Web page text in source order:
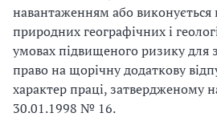
навантаженням або виконується
природних географічних і
умовах підвищеного ризику для
право на щорічну додаткову
характер праці, затвердженому
30.01.1998 № 16.
р
о
ц
е
с
у
ю
;
з
а
п
и